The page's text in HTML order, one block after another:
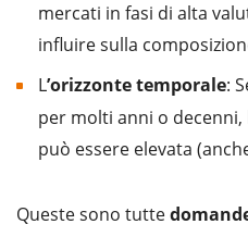
mercati in fasi di alta
influire sulla
L’orizzonte temporale:
per molti anni o
può essere elevata
Queste sono tutte